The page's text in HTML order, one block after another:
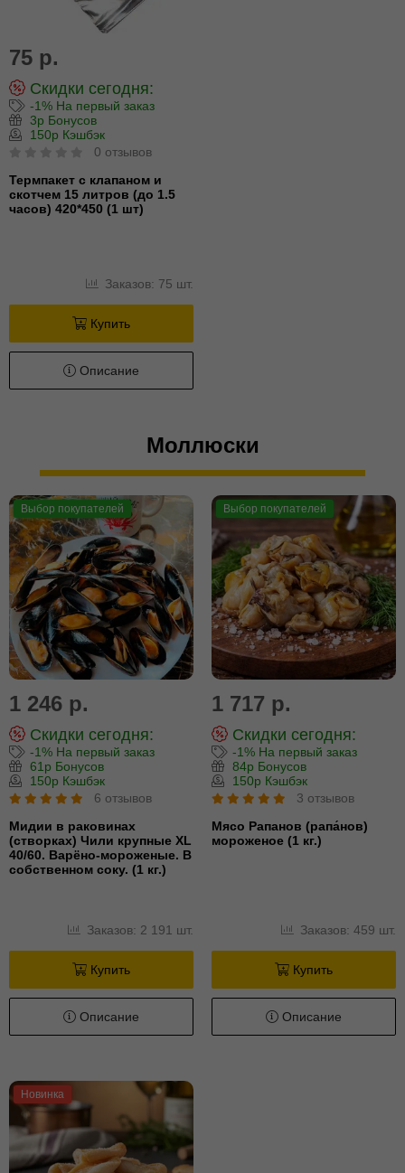
75 р.
Скидки сегодня:
-1% На первый заказ
3р Бонусов
150р Кэшбэк
0 отзывов
Термпакет с клапаном и
скотчем 15 литров (до 1.5
часов) 420*450 (1 шт)
Заказов: 75 шт.
Купить
Описание
Моллюски
Выбор покупателей
1 246 р.
Скидки сегодня:
-1% На первый заказ
61р Бонусов
150р Кэшбэк
6 отзывов
Мидии в раковинах
(створках) Чили крупные XL
40/60. Варёно-мороженые. В
собственном соку. (1 кг.)
Заказов: 2 191 шт.
Купить
Описание
Выбор покупателей
1 717 р.
Скидки сегодня:
-1% На первый заказ
84р Бонусов
150р Кэшбэк
3 отзывов
Мясо Рапанов (рапа́нов)
мороженое (1 кг.)
Заказов: 459 шт.
Купить
Описание
Новинка